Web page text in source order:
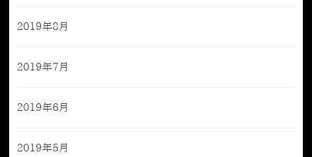
2019年8月
2019年7月
2019年6月
2019年5月